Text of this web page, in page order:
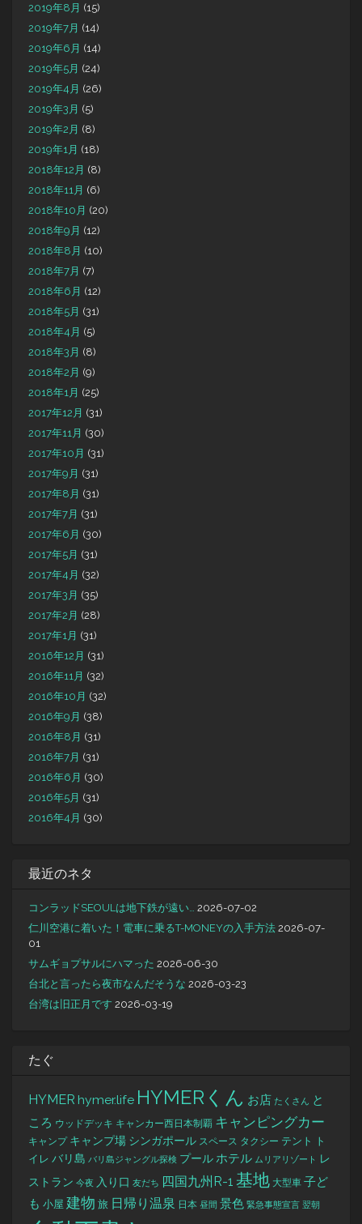
2019年8月 (15)
2019年7月 (14)
2019年6月 (14)
2019年5月 (24)
2019年4月 (26)
2019年3月 (5)
2019年2月 (8)
2019年1月 (18)
2018年12月 (8)
2018年11月 (6)
2018年10月 (20)
2018年9月 (12)
2018年8月 (10)
2018年7月 (7)
2018年6月 (12)
2018年5月 (31)
2018年4月 (5)
2018年3月 (8)
2018年2月 (9)
2018年1月 (25)
2017年12月 (31)
2017年11月 (30)
2017年10月 (31)
2017年9月 (31)
2017年8月 (31)
2017年7月 (31)
2017年6月 (30)
2017年5月 (31)
2017年4月 (32)
2017年3月 (35)
2017年2月 (28)
2017年1月 (31)
2016年12月 (31)
2016年11月 (32)
2016年10月 (32)
2016年9月 (38)
2016年8月 (31)
2016年7月 (31)
2016年6月 (30)
2016年5月 (31)
2016年4月 (30)
最近のネタ
コンラッドSEOULは地下鉄が遠い… 2026-07-02
仁川空港に着いた！電車に乗るT-MONEYの入手方法 2026-07-
01
サムギョプサルにハマった 2026-06-30
台北と言ったら夜市なんだそうな 2026-03-23
台湾は旧正月です 2026-03-19
たぐ
HYMER hymer.life HYMERくん お店 たくさん と
ころ ウッドデッキ キャンカー西日本制覇 キャンピングカー
キャンプ キャンプ場 シンガポール スペース タクシー テント
ト
イレ バリ島 バリ島ジャングル探検 プールホテル ムリアリゾート
レ
ストラン 今夜 入り口 友だち 四国九州R-1 基地 大型車 子ど
も 小屋 建物 旅 日帰り温泉 日本 昼間 景色 緊急事態宣言 翌朝